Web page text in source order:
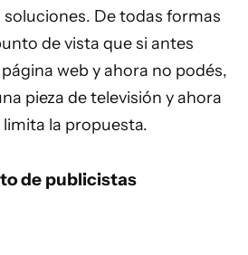
De todas formas
de vista que si antes
web y ahora no podés,
pieza de televisión y ahora
la propuesta.
de publicistas